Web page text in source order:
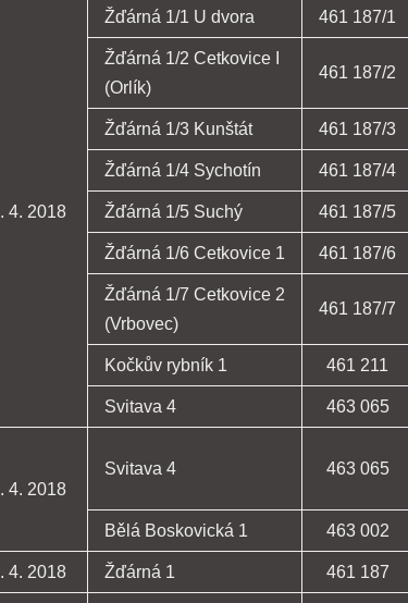
4. 2018
Žďárná 1/1 U dvora 461 187/1
Žďárná 1/2 Cetkovice I
(Orlík)
461 187/2
Žďárná 1/3 Kunštát 461 187/3
Žďárná 1/4 Sychotín 461 187/4
Žďárná 1/5 Suchý 461 187/5
Žďárná 1/6 Cetkovice 1 461 187/6
Žďárná 1/7 Cetkovice 2
(Vrbovec)
461 187/7
Kočkův rybník 1 461 211
Svitava 4 463 065
4. 2018
Svitava 4 463 065
Bělá Boskovická 1 463 002
4. 2018 Žďárná 1 461 187